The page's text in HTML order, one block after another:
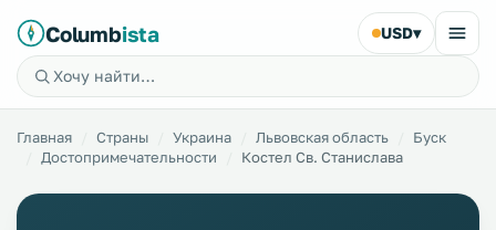
Columbista USD▾
Главная Страны Украина Львовская область
Буск
Достопримечательности
Костел Св. Станислава